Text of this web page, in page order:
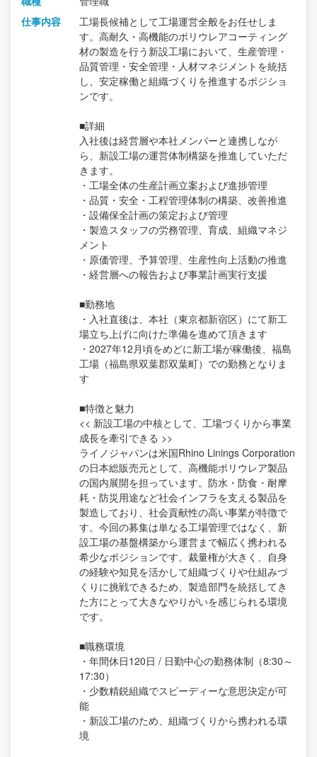
仕事内容
工場長候補として工場運営全般をお任せしま
す。高耐久・高機能のポリウレアコーティング
材の製造を行う新設工場において、生産管理・
品質管理・安全管理・人材マネジメントを統括
し、安定稼働と組織づくりを推進するポジショ
ンです。
■詳細
入社後は経営層や本社メンバーと連携しなが
ら、新設工場の運営体制構築を推進していただ
きます。
・工場全体の生産計画立案および進捗管理
・品質・安全・工程管理体制の構築、改善推進
・設備保全計画の策定および管理
・製造スタッフの労務管理、育成、組織マネジ
メント
・原価管理、予算管理、生産性向上活動の推進
・経営層への報告および事業計画実行支援
■勤務地
・入社直後は、本社（東京都新宿区）にて新工
場立ち上げに向けた準備を進めて頂きます
・2027年12月頃をめどに新工場が稼働後、福島
工場（福島県双葉郡双葉町）での勤務となりま
す
■特徴と魅力
<< 新設工場の中核として、工場づくりから事業
成長を牽引できる >>
ライノジャパンは米国Rhino Linings Corporation
の日本総販売元として、高機能ポリウレア製品
の国内展開を担っています。防水・防食・耐摩
耗・防災用途など社会インフラを支える製品を
製造しており、社会貢献性の高い事業が特徴で
す。今回の募集は単なる工場管理ではなく、新
設工場の基盤構築から運営まで幅広く携われる
希少なポジションです。裁量権が大きく、自身
の経験や知見を活かして組織づくりや仕組みづ
くりに挑戦できるため、製造部門を統括してき
た方にとって大きなやりがいを感じられる環境
です。
■職務環境
・年間休日120日 / 日勤中心の勤務体制（8:30～
17:30）
・少数精鋭組織でスピーディーな意思決定が可
能
・新設工場のため、組織づくりから携われる環
境